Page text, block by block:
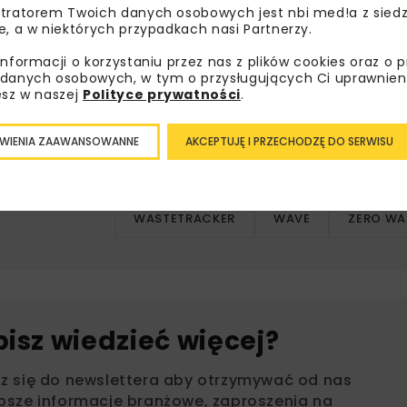
biurowcach Studio B oraz P180. Ponadto,
budynku w ramach projektu Equilibrium,
BIUROWIEC P180 BIUROWIEC STUDIO B BRAMA
WASTETRACKER WAVE ZERO
wiedzieć więcej?
się do newslettera aby otrzymywać od nas
informacje branżowe, zaproszenia na
Twoich danych osobowych jest nbi med!a z
a w niektórych przypadkach nasi Partnerzy.
o korzystaniu przez nas z plików cookies oraz o
osobowych, w tym o przysługujących Ci
w naszej Polityce prywatności.
AKCEPTUJĘ I PRZECHODZĘ DO SERWISU
ZAAWANSOWANNE